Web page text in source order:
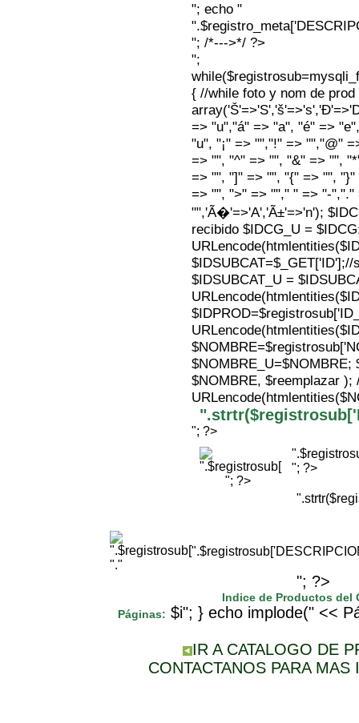
"; echo "
"; /*--->*/ ?>
";
{ //while foto y nom de
=> "u","á" => "a", "é" =>
"u", "¡" => "","!" => "","@"
=> "", "^" => "", "&" => "",
=> "", "]" => "", "{" => "",
=> "", ">" => ""," " => "-","."
"",'Ã�'=>'A','Ã±'=>'n');
recibido $IDCG_U =
$IDSUBCAT_U =
$NOMBRE, $reemplazar );
"; ?>
"; ?>
"; ?>
"."
"; ?>
Indice de Productos del
Páginas: $i"; } echo implode(" <<
IR A CATALOGO DE
CONTACTANOS PARA